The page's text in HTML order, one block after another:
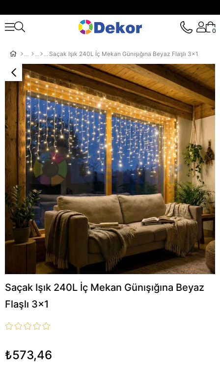
0
Saçak Işık 240L İç Mekan Günışığına Beyaz Flaşlı 3x1
Saçak Işık 240L İç Mekan Günışığına Beyaz
Flaşlı 3x1
₺573,46